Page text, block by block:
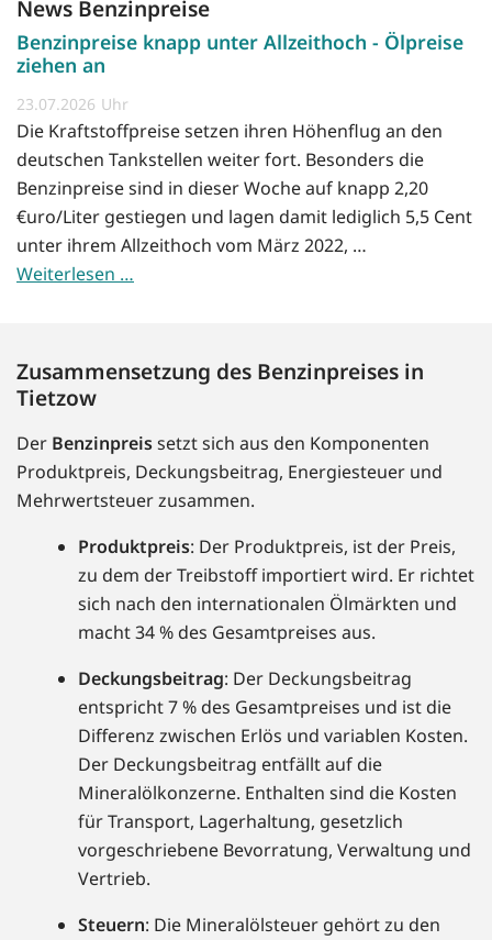
News Benzinpreise
Benzinpreise knapp unter Allzeithoch - Ölpreise
ziehen an
23.07.2026
Die Kraftstoffpreise setzen ihren Höhenflug an den
deutschen Tankstellen weiter fort. Besonders die
Benzinpreise sind in dieser Woche auf knapp 2,20
€uro/Liter gestiegen und lagen damit lediglich 5,5 Cent
unter ihrem Allzeithoch vom März 2022, …
Weiterlesen …
Zusammensetzung des Benzinpreises in
Tietzow
Der Benzinpreissetzt sich aus den Komponenten
Produktpreis, Deckungsbeitrag, Energiesteuer und
Mehrwertsteuer zusammen.
Produktpreis: Der Produktpreis, ist der Preis,
zu dem der Treibstoff importiert wird. Er richtet
sich nach den internationalen Ölmärkten und
macht 34 % des Gesamtpreises aus.
Deckungsbeitrag: Der Deckungsbeitrag
entspricht 7 % des Gesamtpreises und ist die
Differenz zwischen Erlös und variablen Kosten.
Der Deckungsbeitrag entfällt auf die
Mineralölkonzerne. Enthalten sind die Kosten
für Transport, Lagerhaltung, gesetzlich
vorgeschriebene Bevorratung, Verwaltung und
Vertrieb.
Steuern: Die Mineralölsteuer gehört zu den